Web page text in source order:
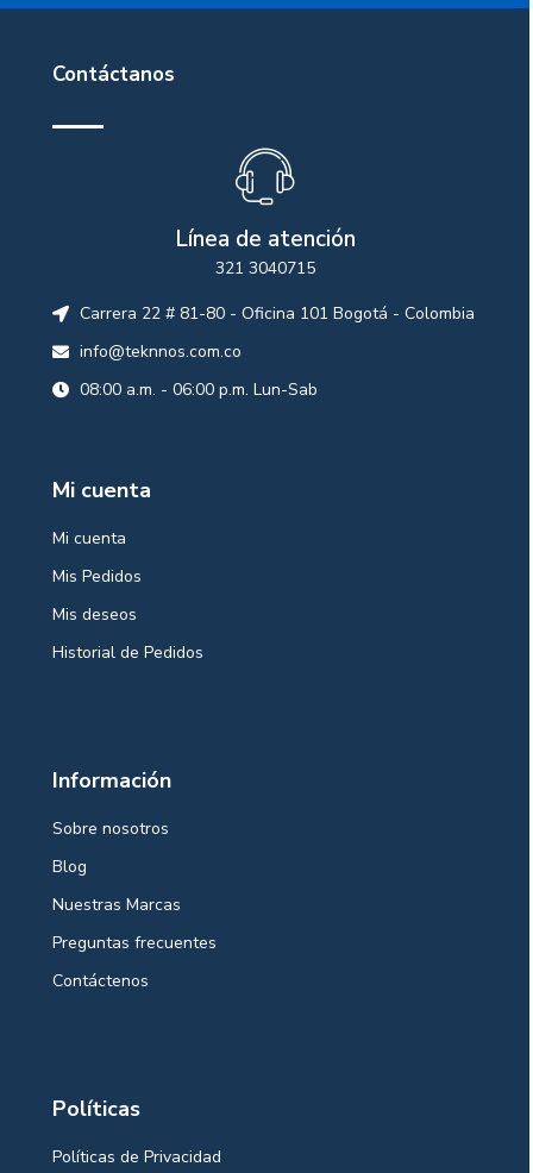
Contáctanos
Línea de atención
321 3040715
Carrera 22 # 81-80 - Oficina 101 Bogotá - Colombia
info@teknnos.com.co
08:00 a.m. - 06:00 p.m. Lun-Sab
Mi cuenta
Mi cuenta
Mis Pedidos
Mis deseos
Historial de Pedidos
Información
Sobre nosotros
Blog
Nuestras Marcas
Preguntas frecuentes
Contáctenos
Políticas
Políticas de Privacidad